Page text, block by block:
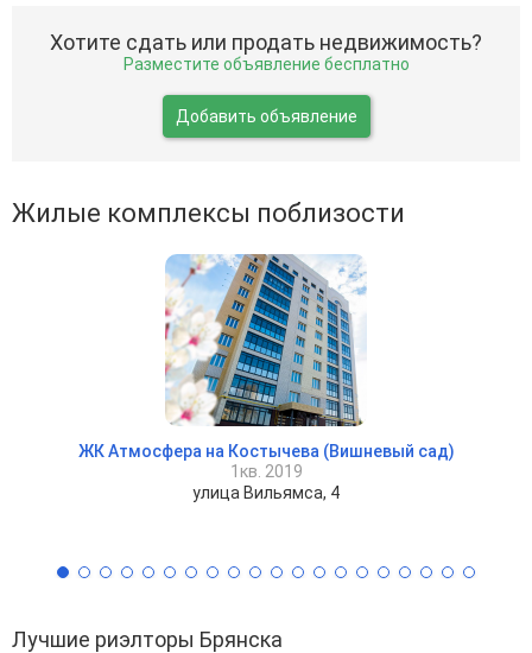
Хотите сдать или продать недвижимость?
Разместите объявление бесплатно
Добавить объявление
Жилые комплексы поблизости
ЖК Атмосфера на Костычева (Вишневый сад)
1кв. 2019
улица Вильямса, 4
Лучшие риэлторы Брянска